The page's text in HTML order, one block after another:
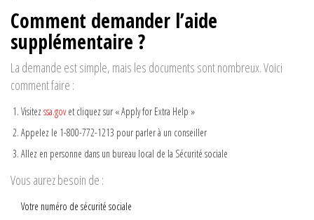
Comment demander l’aide
supplémentaire ?
La demande est simple, mais les documents sont nombreux. Voici
comment faire :
Visitez ssa.govet cliquez sur « Apply for Extra Help »
Appelez le 1-800-772-1213 pour parler à un conseiller
Allez en personne dans un bureau local de la Sécurité sociale
Vous aurez besoin de :
Votre numéro de sécurité sociale